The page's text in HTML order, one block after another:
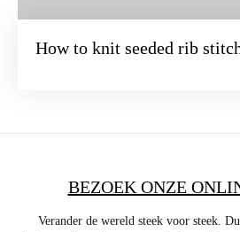
How to knit seeded rib
BEZOEK ONZE
Verander de wereld steek voor steek.